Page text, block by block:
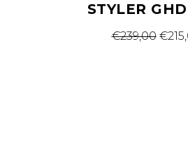
STYLER
€239,00 €